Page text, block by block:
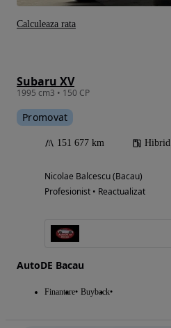
Subaru XV
1995 cm3 • 150 CP
Promovat
151 677 km Hibrid
Nicolae Balcescu (Bacau)
Profesionist • Reactualizat
AutoDE Bacau
Finantare Buyback
Calculeaza rata